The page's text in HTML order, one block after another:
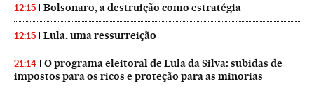
12:15 Bolsonaro, a destruição como estratégia
12:15 Lula, uma ressurreição
21:14
O programa eleitoral de Lula da Silva: subidas de
impostos para os ricos e proteção para as minorias